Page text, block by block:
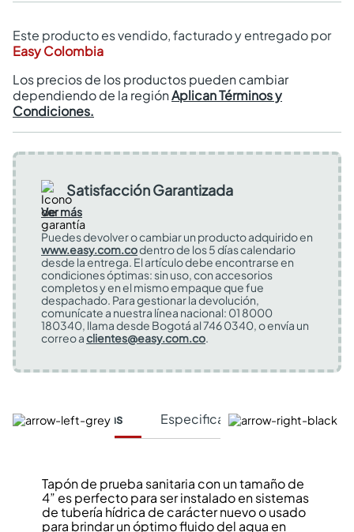
Este producto es vendido, facturado y entregado por
Easy Colombia
Los precios de los productos pueden cambiar
dependiendo de la regiónAplican Términos y
Condiciones.
Satisfacción Garantizada
Ver más
Puedes devolver o cambiar un producto adquirido en
www.easy.com.codentro de los 5 días calendario
desde la entrega. El artículo debe encontrarse en
condiciones óptimas: sin uso, con accesorios
completos y en el mismo empaque que fue
despachado. Para gestionar la devolución,
comunícate a nuestra línea nacional: 01 8000
180340, llama desde Bogotá al 746 0340, o envía un
correo aclientes@easy.com.co.
Características Especificaciones Técnicas
Tapón de prueba sanitaria con un tamaño de
4” es perfecto para ser instalado en sistemas
de tubería hídrica de carácter nuevo o usado
para brindar un óptimo fluido del agua en